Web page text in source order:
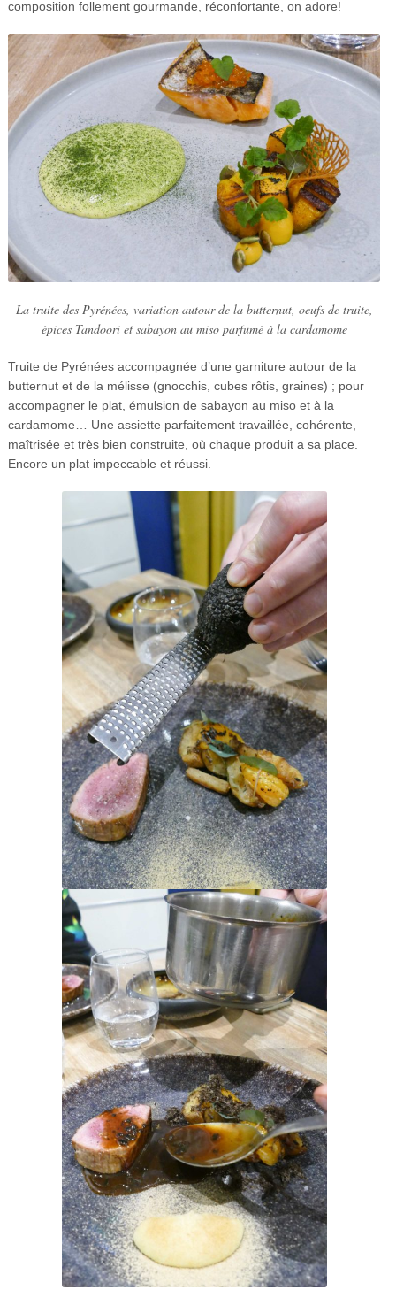
composition follement gourmande, réconfortante, on adore!
La truite des Pyrénées, variation autour de la butternut, oeufs de truite,
épices Tandoori et sabayon au miso parfumé à la cardamome
Truite de Pyrénées accompagnée d’une garniture autour de la
butternut et de la mélisse (gnocchis, cubes rôtis, graines) ; pour
accompagner le plat, émulsion de sabayon au miso et à la
cardamome… Une assiette parfaitement travaillée, cohérente,
maîtrisée et très bien construite, où chaque produit a sa place.
Encore un plat impeccable et réussi.